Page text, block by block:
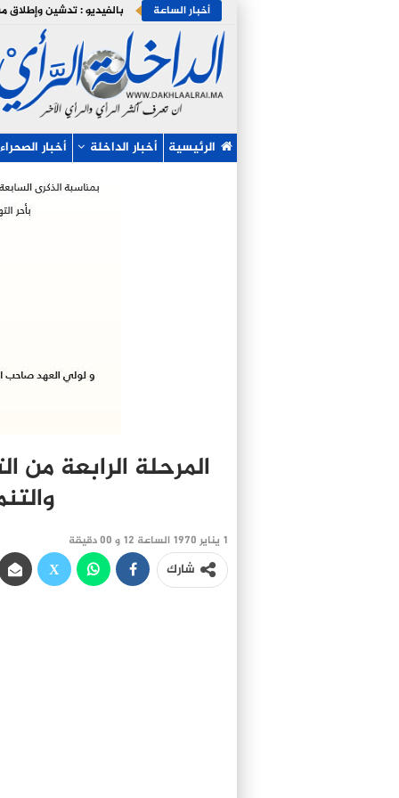
أخبار الساعة
الرئيسية أخبار الداخلة أخبار الصحراء
المرحلة الرابعة من
1 يناير 1970 الساعة 12 و 00 دقيقة
شارك